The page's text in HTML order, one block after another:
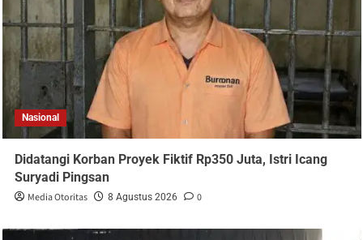
Nasional
Didatangi Korban Proyek Fiktif Rp350 Juta, Istri Icang
Suryadi Pingsan
Media Otoritas 8 Agustus 2026 0